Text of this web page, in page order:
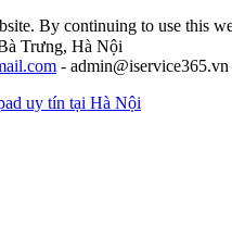
Trưng, Hà Nội
- admin@iservice365.vn
By continuing to use this